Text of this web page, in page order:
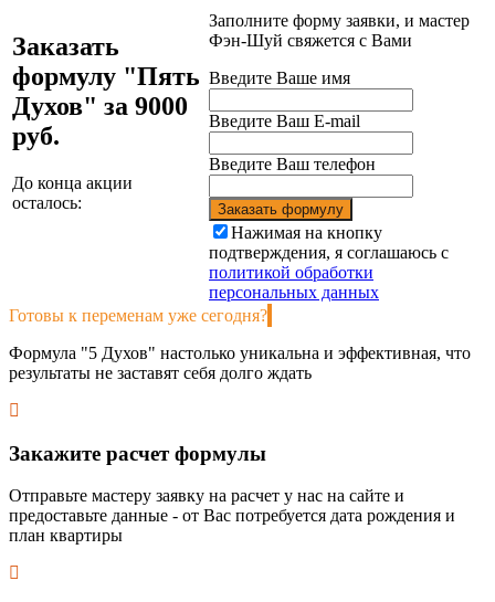
Заполните форму заявки, и мастер
Фэн-Шуй свяжется с Вами
Введите Ваше имя
Введите Ваш E-mail
Введите Ваш телефон
Заказать формулу
Нажимая на кнопку
подтверждения, я соглашаюсь с
политикой обработки
персональных данных
Заказать
формулу "Пять
Духов" за 9000
руб.
До конца акции
осталось:
Готовы к переменам уже сегодня?
Формула "5 Духов" настолько уникальна и эффективная, что
результаты не заставят себя долго ждать
Закажите расчет формулы
Отправьте мастеру заявку на расчет у нас на сайте и
предоставьте данные - от Вас потребуется дата рождения и
план квартиры